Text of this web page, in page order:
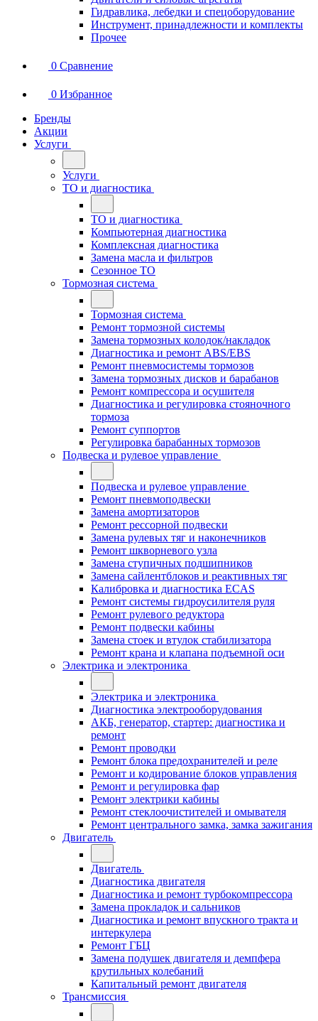
Гидравлика, лебедки и спецоборудование
Инструмент, принадлежности и комплекты
Прочее
0 Сравнение
0 Избранное
Бренды
Акции
Услуги
Услуги
ТО и диагностика
ТО и диагностика
Компьютерная диагностика
Комплексная диагностика
Замена масла и фильтров
Сезонное ТО
Тормозная система
Тормозная система
Ремонт тормозной системы
Замена тормозных колодок/накладок
Диагностика и ремонт ABS/EBS
Ремонт пневмосистемы тормозов
Замена тормозных дисков и барабанов
Ремонт компрессора и осушителя
Диагностика и регулировка стояночного
тормоза
Ремонт суппортов
Регулировка барабанных тормозов
Подвеска и рулевое управление
Подвеска и рулевое управление
Ремонт пневмоподвески
Замена амортизаторов
Ремонт рессорной подвески
Замена рулевых тяг и наконечников
Ремонт шкворневого узла
Замена ступичных подшипников
Замена сайлентблоков и реактивных тяг
Калибровка и диагностика ECAS
Ремонт системы гидроусилителя руля
Ремонт рулевого редуктора
Ремонт подвески кабины
Замена стоек и втулок стабилизатора
Ремонт крана и клапана подъемной оси
Электрика и электроника
Электрика и электроника
Диагностика электрооборудования
АКБ, генератор, стартер: диагностика и
ремонт
Ремонт проводки
Ремонт блока предохранителей и реле
Ремонт и кодирование блоков управления
Ремонт и регулировка фар
Ремонт электрики кабины
Ремонт стеклоочистителей и омывателя
Ремонт центрального замка, замка зажигания
Двигатель
Двигатель
Диагностика двигателя
Диагностика и ремонт турбокомпрессора
Замена прокладок и сальников
Диагностика и ремонт впускного тракта и
интеркулера
Ремонт ГБЦ
Замена подушек двигателя и демпфера
крутильных колебаний
Капитальный ремонт двигателя
Трансмиссия